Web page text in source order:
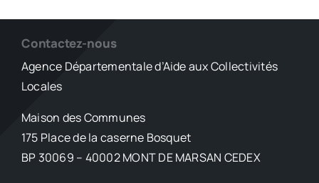
Contactez-nous
Agence Départementale d’Aide aux Collectivités
Locales
Maison des Communes
175 Place de la caserne Bosquet
BP 30069 – 40002 MONT DE MARSAN CEDEX